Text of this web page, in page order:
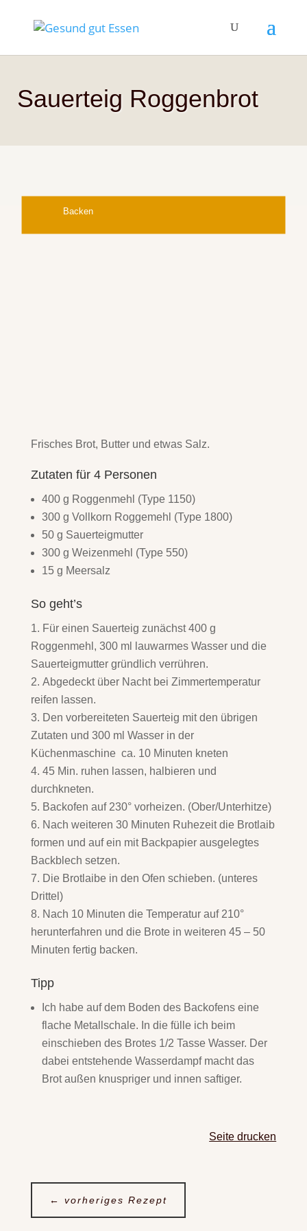
Sauerteig Roggenbrot
Backen
Frisches Brot, Butter und etwas Salz.
Zutaten für 4 Personen
400 g Roggenmehl (Type 1150)
300 g Vollkorn Roggemehl (Type 1800)
50 g Sauerteigmutter
300 g Weizenmehl (Type 550)
15 g Meersalz
So geht’s
Für einen Sauerteig zunächst 400 g
Roggenmehl, 300 ml lauwarmes Wasser und die
Sauerteigmutter gründlich verrühren.
Abgedeckt über Nacht bei Zimmertemperatur
reifen lassen.
Den vorbereiteten Sauerteig mit den übrigen
Zutaten und 300 ml Wasser in der
Küchenmaschine ca. 10 Minuten kneten
45 Min. ruhen lassen, halbieren und
durchkneten.
Backofen auf 230° vorheizen. (Ober/Unterhitze)
Nach weiteren 30 Minuten Ruhezeit die Brotlaib
formen und auf ein mit Backpapier ausgelegtes
Backblech setzen.
Die Brotlaibe in den Ofen schieben. (unteres
Drittel)
Nach 10 Minuten die Temperatur auf 210°
herunterfahren und die Brote in weiteren 45 – 50
Minuten fertig backen.
Tipp
Ich habe auf dem Boden des Backofens eine
flache Metallschale. In die fülle ich beim
einschieben des Brotes 1/2 Tasse Wasser. Der
dabei entstehende Wasserdampf macht das
Brot außen knuspriger und innen saftiger.
Seite drucken
← vorheriges Rezept